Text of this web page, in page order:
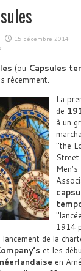
15 décembre 2014
(ou Capsules
récemment.
La
de
à un
the
Street
Men’s
lancée
1914
de la
et les
en